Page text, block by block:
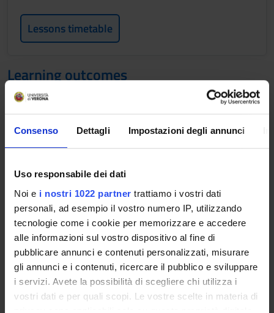
Consenso Dettagli Impostazioni degli annunci
Uso responsabile dei dati
Noi e i nostri 1022 partner trattiamo i vostri dati
personali, ad esempio il vostro numero IP, utilizzando
tecnologie come i cookie per memorizzare e accedere
alle informazioni sul vostro dispositivo al fine di
pubblicare annunci e contenuti personalizzati, misurare
gli annunci e i contenuti, ricercare il pubblico e sviluppare
i servizi. Avete la possibilità di scegliere chi utilizza i
vostri dati e per quali scopi. Le vostre scelte in materia di
Lessons timetable
Learning outcomes
The programme provides a wide-ranging analysis of
institutional and normative aspects of the gov-ernance of
international crises encompassing armed conflicts (both
national and international), climate change, natural disasters,
responders must do during critical period of crisis response
and on how organizations can prepare themselves for high
performance in this situations. It examines which skills and
management systems crises demand; considers the
differences between managing routine emergencies and crisis
and asks how organizations can effectively prepare for crises
in advance. The aim of the course is to provide students with
in-depth knowledge across the whole subject area. Starting
from the understanding of functions and purposes of the
international intervention in areas of crisis, the course will